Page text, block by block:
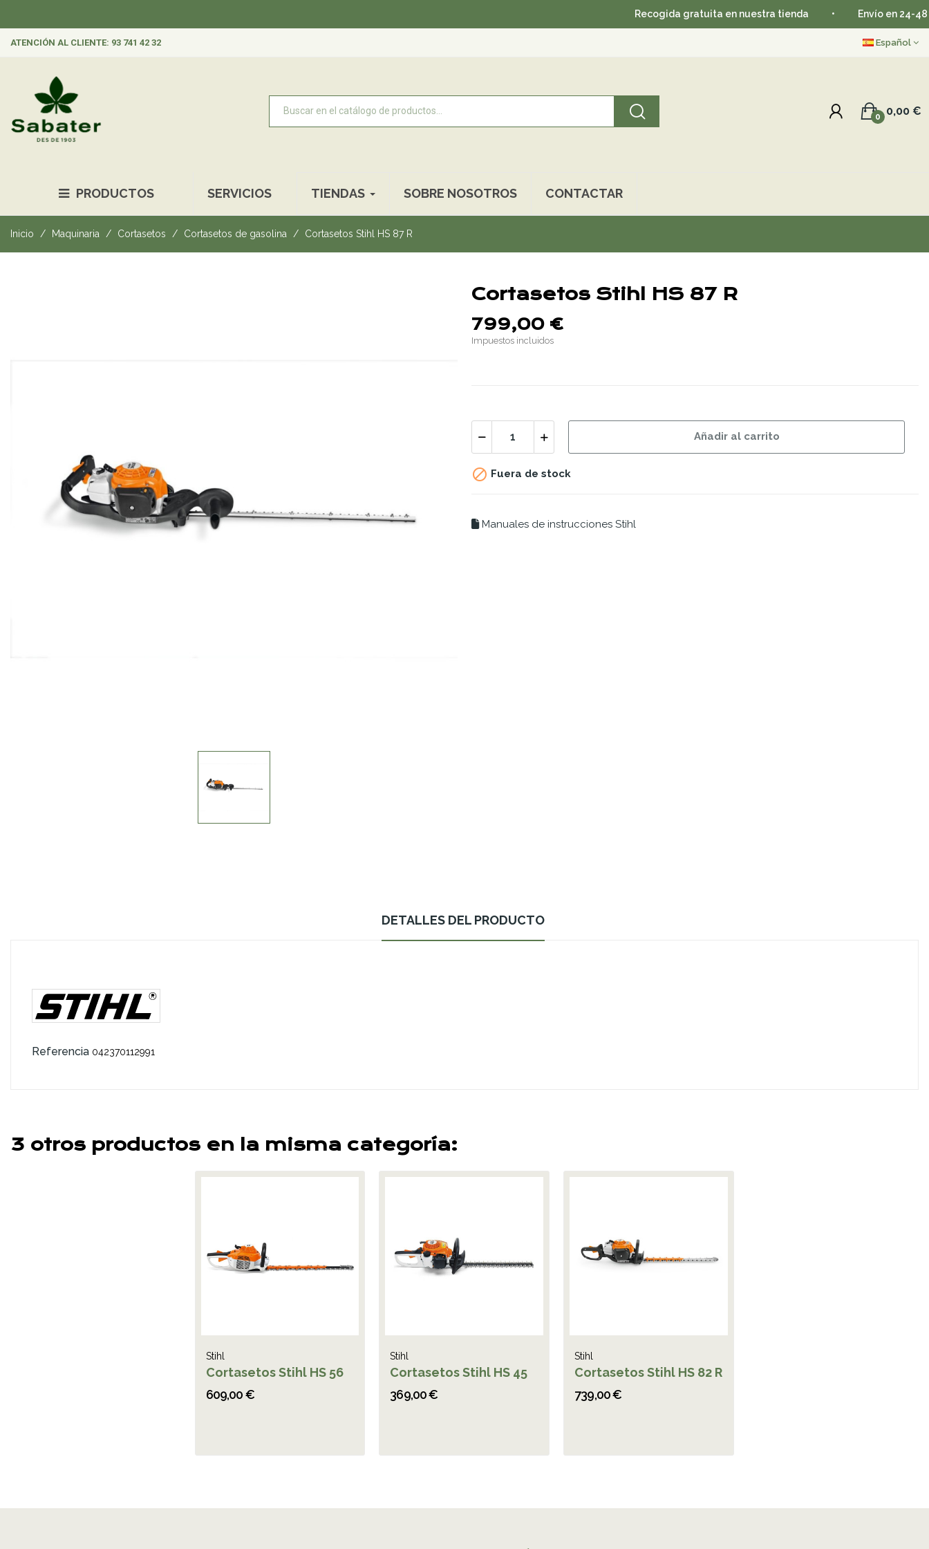
Recogida gratuita en nuestra tienda • Envío en 24-48 horas
ATENCIÓN AL CLIENTE: 93 741 42 32 Español
0,00 €
0
PRODUCTOS SERVICIOS TIENDAS SOBRE NOSOTROS CONTACTAR
Inicio Maquinaria Cortasetos Cortasetos de gasolina Cortasetos Stihl HS 87 R
Cortasetos Stihl HS 87 R
799,00 €
Impuestos incluidos
Añadir al carrito
 Fuera de stock
Manuales de instrucciones Stihl
DETALLES DEL PRODUCTO
Referencia 042370112991
3 otros productos en la misma categoría:
Stihl
Cortasetos Stihl HS 56
609,00 €
Stihl
Cortasetos Stihl HS 45
369,00 €
Stihl
Cortasetos Stihl HS 82 R
739,00 €